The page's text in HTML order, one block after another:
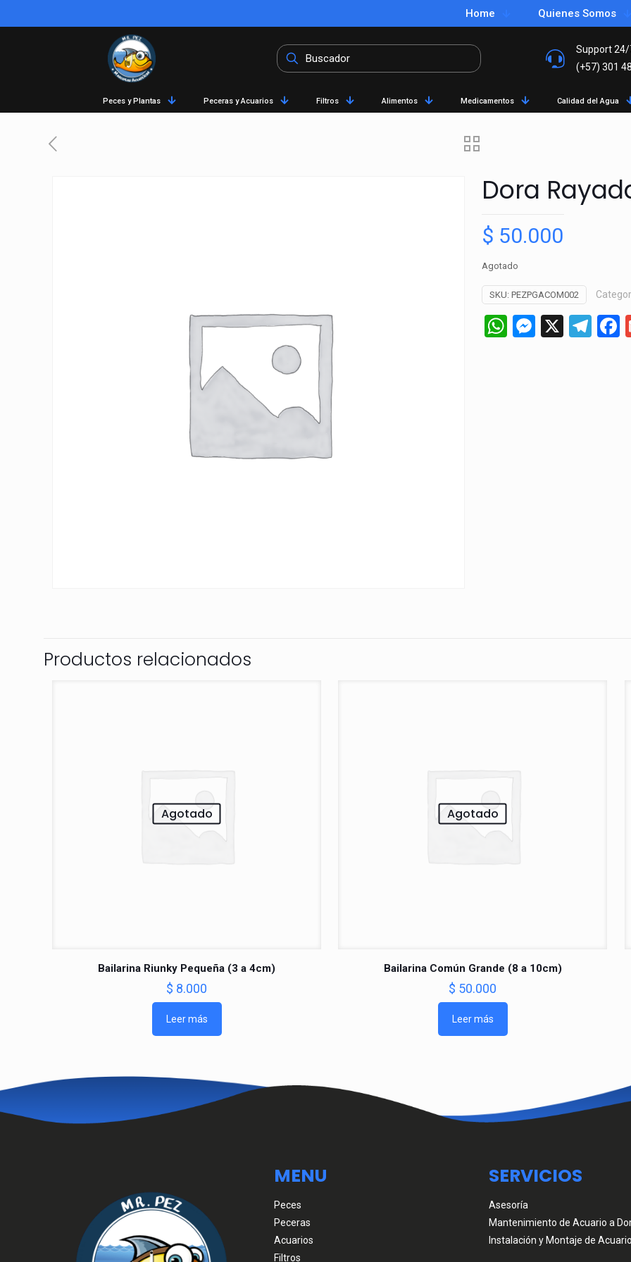
Home Quienes Somos
Support
(+57) 301
Peces y Plantas Peceras y Acuarios Filtros Alimentos Medicamentos Calidad del Agua
Dora
$ 50.000
Agotado
SKU: PEZPGACOM002
WhatsApp
X
Productos relacionados
Agotado
Bailarina Riunky Pequeña (3 a 4cm)
$ 8.000
Leer más
Agotado
Bailarina Común Grande (8 a 10cm)
$ 50.000
Leer más
MENU
Peces
Peceras
Acuarios
Filtros
SERVICIOS
Asesoría
Mantenimiento de Acuario a
Instalación y Montaje de Acuario